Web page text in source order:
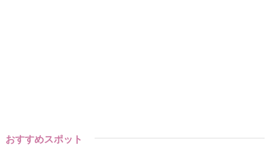
おすすめスポット